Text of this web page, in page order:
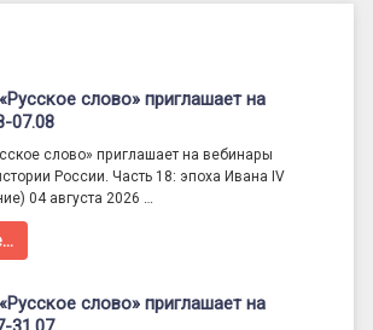
слово» приглашает на
07.08
слово» приглашает на вебинары
России. Часть 18: эпоха Ивана IV
04 августа 2026 …
слово» приглашает на